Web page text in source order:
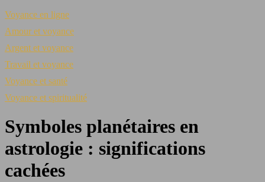
Voyance en ligne
Amour et voyance
Argent et voyance
Travail et voyance
Voyance et santé
Voyance et spiritualité
Symboles planétaires en
astrologie : significations
cachées